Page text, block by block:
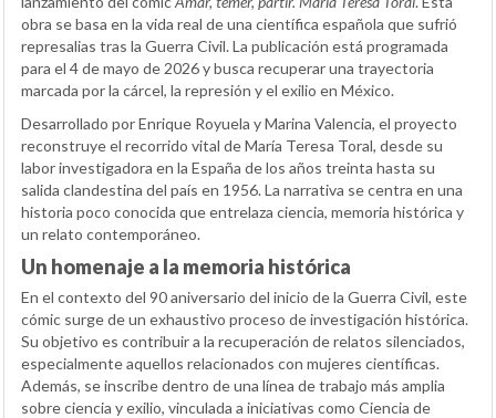
obra se basa en la vida real de una científica española que sufrió
represalias tras la Guerra Civil. La publicación está programada
para el 4 de mayo de 2026 y busca recuperar una trayectoria
marcada por la cárcel, la represión y el exilio en México.
Desarrollado por Enrique Royuela y Marina Valencia, el proyecto
reconstruye el recorrido vital de María Teresa Toral, desde su
labor investigadora en la España de los años treinta hasta su
salida clandestina del país en 1956. La narrativa se centra en una
historia poco conocida que entrelaza ciencia, memoria histórica y
un relato contemporáneo.
Un homenaje a la memoria histórica
En el contexto del 90 aniversario del inicio de la Guerra Civil, este
cómic surge de un exhaustivo proceso de investigación histórica.
Su objetivo es contribuir a la recuperación de relatos silenciados,
especialmente aquellos relacionados con mujeres científicas.
Además, se inscribe dentro de una línea de trabajo más amplia
sobre ciencia y exilio, vinculada a iniciativas como Ciencia de